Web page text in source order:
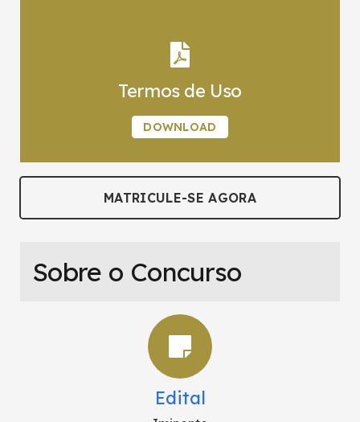
Termos de Uso
DOWNLOAD
MATRICULE-SE AGORA
Sobre o Concurso
Edital